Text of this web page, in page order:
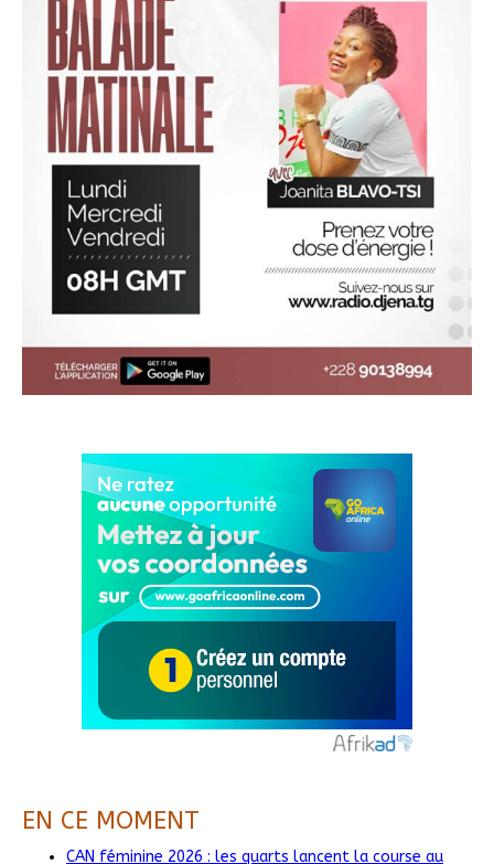
EN CE MOMENT
CAN féminine 2026 : les quarts lancent la course au